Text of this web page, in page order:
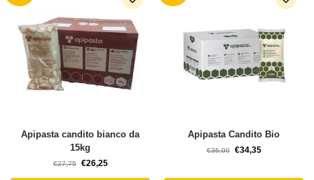
Apipasta candito bianco da
15kg
€27,75 €26,25
Apipasta Candito Bio
€36,00 €34,35